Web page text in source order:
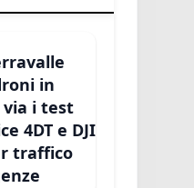
in
via i test
4DT e DJI
traffico